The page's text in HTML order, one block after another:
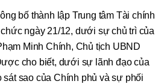
bố thành lập Trung tâm Tài chính
ngày 21/12, dưới sự chủ trì của
Minh Chính, Chủ tịch UBND
cho biết, dưới sự lãnh đạo của
sao của Chính phủ và sự phối